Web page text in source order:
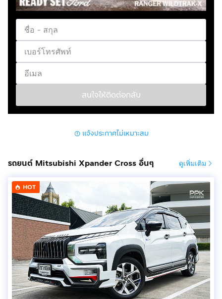
สนใจให้ติดต่อกลับ
แจ้งประกาศไม่เหมาะสม
รถยนต์ Mitsubishi Xpander Cross อื่นๆ ดูเพิ่มเติม
HOT